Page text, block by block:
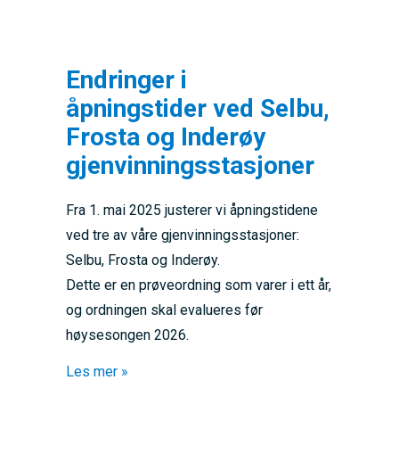
Endringer i
åpningstider ved Selbu,
Frosta og Inderøy
gjenvinningsstasjoner
Fra 1. mai 2025 justerer vi åpningstidene
ved tre av våre gjenvinningsstasjoner:
Selbu, Frosta og Inderøy.
Dette er en prøveordning som varer i ett år,
og ordningen skal evalueres før
høysesongen 2026.
Les mer »